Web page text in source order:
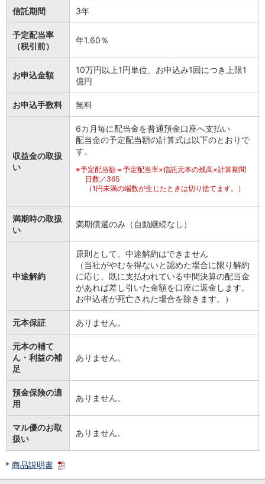
タマルWeb
セミナー
安全にご利用いただくために
パンフレット
会社情報
ニュースリリース
信託期間 3年
予定配当率
（税引前）
年1.60％
お申込金額
10万円以上1円単位、お申込み1回につき上限1
億円
お申込手数料 無料
収益金の取扱
い
6カ月毎に配当金を普通預金口座へ支払い
配当金の予定配当額の計算式は以下のとおりで
す。
※予定配当額＝予定配当率×信託元本の残高×計算期間
日数／365
（1円未満の端数が生じたときは切り捨てます。）
満期時の取扱
い
満期償還のみ（自動継続なし）
中途解約
原則として、中途解約はできません
（当社がやむを得ないと認めた場合に限り解約
に応じ、既に支払われている中間決算の配当金
があれば差し引いた金額を口座に返金します。
お申込者が死亡された場合を除きます。）
元本保証 ありません。
元本の補て
ん・利益の補
足
ありません。
預金保険の適
用
ありません。
マル優のお取
扱い
ありません。
商品説明書